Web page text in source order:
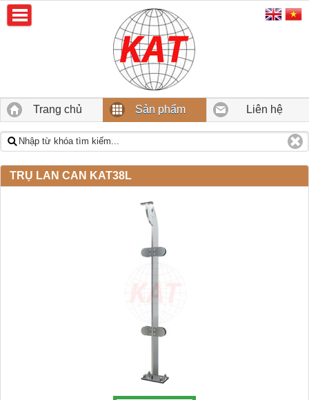
Trang chủ Sản phẩm Liên hệ
TRỤ LAN CAN KAT38L